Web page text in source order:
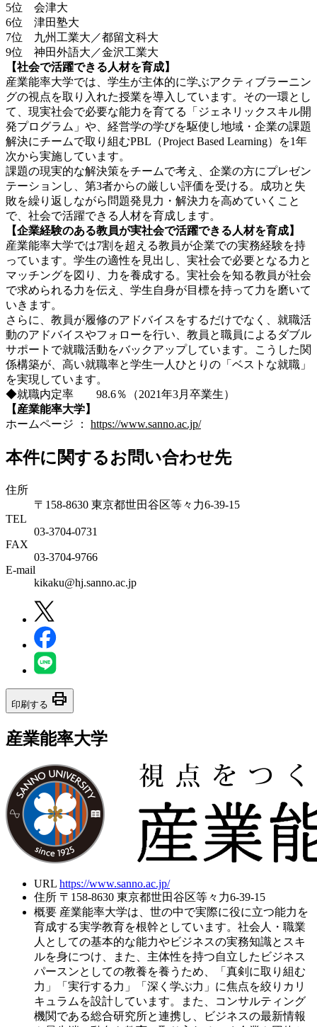
5位 会津大
6位 津田塾大
7位 九州工業大／都留文科大
9位 神田外語大／金沢工業大
【社会で活躍できる人材を育成】
産業能率大学では、学生が主体的に学ぶアクティブラーニン
グの視点を取り入れた授業を導入しています。その一環とし
て、現実社会で必要な能力を育てる「ジェネリックスキル開
発プログラム」や、経営学の学びを駆使し地域・企業の課題
解決にチームで取り組むPBL（Project Based Learning）を1年
次から実施しています。
課題の現実的な解決策をチームで考え、企業の方にプレゼン
テーションし、第3者からの厳しい評価を受ける。成功と失
敗を繰り返しながら問題発見力・解決力を高めていくこと
で、社会で活躍できる人材を育成します。
【企業経験のある教員が実社会で活躍できる人材を育成】
産業能率大学では7割を超える教員が企業での実務経験を持
っています。学生の適性を見出し、実社会で必要となる力と
マッチングを図り、力を養成する。実社会を知る教員が社会
で求められる力を伝え、学生自身が目標を持って力を磨いて
いきます。
さらに、教員が履修のアドバイスをするだけでなく、就職活
動のアドバイスやフォローを行い、教員と職員によるダブル
サポートで就職活動をバックアップしています。こうした関
係構築が、高い就職率と学生一人ひとりの「ベストな就職」
を実現しています。
◆就職内定率 98.6％（2021年3月卒業生）
【産業能率大学】
ホームページ ： https://www.sanno.ac.jp/
本件に関するお問い合わせ先
住所
〒158-8630 東京都世田谷区等々力6-39-15
TEL
03-3704-0731
FAX
03-3704-9766
E-mail
kikaku@hj.sanno.ac.jp
印刷する print
産業能率大学
URL https://www.sanno.ac.jp/
住所 〒158-8630 東京都世田谷区等々力6-39-15
概要 産業能率大学は、世の中で実際に役に立つ能力を
育成する実学教育を根幹としています。社会人・職業
人としての基本的な能力やビジネスの実務知識とスキ
ルを身につけ、また、主体性を持つ自立したビジネス
パースンとしての教養を養うため、「真剣に取り組む
力」「実行する力」「深く学ぶ力」に焦点を絞りカリ
キュラムを設計しています。また、コンサルティング
機関である総合研究所と連携し、ビジネスの最新情報